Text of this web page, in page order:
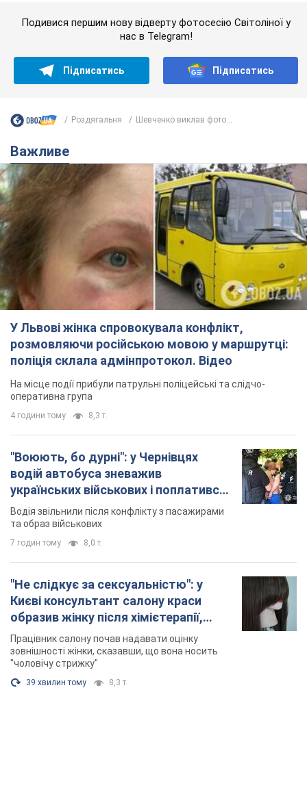
Подивися першим нову відверту фотосесію Світоліної у
нас в Telegram!
Підписатись Підписатись
Роздягальня Шевченко виклав фото...
Важливе
У Львові жінка спровокувала конфлікт,
розмовляючи російською мовою у маршрутці:
поліція склала адмінпротокол. Відео
На місце події прибули патрульні поліцейські та слідчо-
оперативна група
4 години тому 8,3 т.
"Воюють, бо дурні": у Чернівцях
водій автобуса зневажив
українських військових і поплатився.
Відео
Водія звільнили після конфлікту з пасажирами
та образ військових
7 годин тому 8,0 т.
"Не слідкує за сексуальністю": у
Києві консультант салону краси
образив жінку після хімієтерапії,
розгорівся скандал. Фото
Працівник салону почав надавати оцінку
зовнішності жінки, сказавши, що вона носить
"чоловічу стрижку"
39 хвилин тому 8,3 т.